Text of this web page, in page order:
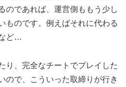
のであれば、運営側ももう少し
ものです。例えばそれに代わる
ど…
り、完全なチートでプレイした
ので、こういった取締りが行き